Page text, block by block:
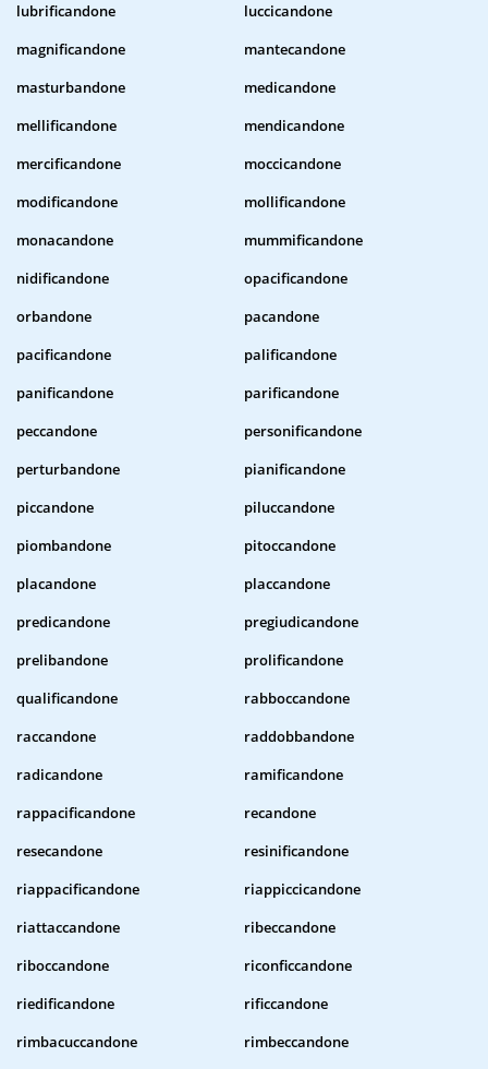
lubrificandone
luccicandone
magnificandone
mantecandone
masturbandone
medicandone
mellificandone
mendicandone
mercificandone
moccicandone
modificandone
mollificandone
monacandone
mummificandone
nidificandone
opacificandone
orbandone
pacandone
pacificandone
palificandone
panificandone
parificandone
peccandone
personificandone
perturbandone
pianificandone
piccandone
piluccandone
piombandone
pitoccandone
placandone
placcandone
predicandone
pregiudicandone
prelibandone
prolificandone
qualificandone
rabboccandone
raccandone
raddobbandone
radicandone
ramificandone
rappacificandone
recandone
resecandone
resinificandone
riappacificandone
riappiccicandone
riattaccandone
ribeccandone
riboccandone
riconficcandone
riedificandone
rificcandone
rimbacuccandone
rimbeccandone